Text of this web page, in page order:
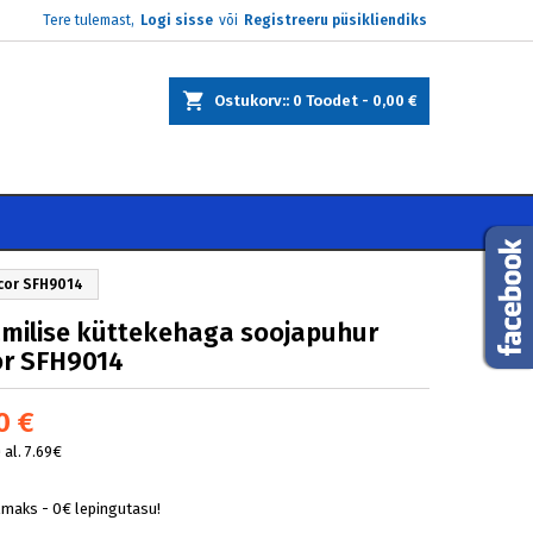
Tere tulemast, Logi sisse või Registreeru püsikliendiks
Ostukorv: 0 Toodet - 0,00 €
SFH9014
küttekehaga soojapuhur
SFH9014
€
al. 7.69€
- 0€ lepingutasu!